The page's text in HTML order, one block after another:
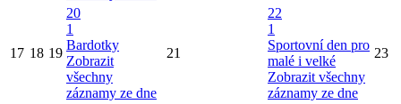
17 18 19
20
1
Bardotky
Zobrazit
všechny
záznamy ze dne
21
22
1
Sportovní den pro
malé i velké
Zobrazit všechny
záznamy ze dne
23